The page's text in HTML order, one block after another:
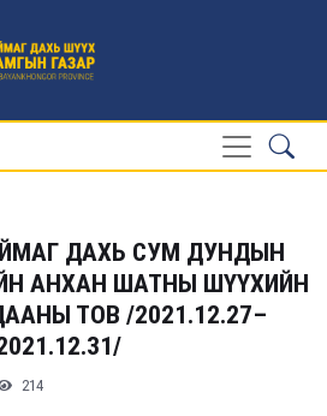
ДАХЬ СУМ ДУНДЫН
АНХАН ШАТНЫ ШҮҮХИЙН
ТОВ /2021.12.27–
214